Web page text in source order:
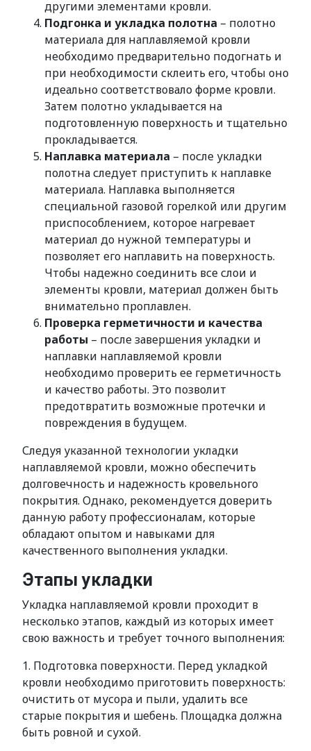
другими элементами кровли.
Подгонка и укладка полотна – полотно
материала для наплавляемой кровли
необходимо предварительно подогнать и
при необходимости склеить его, чтобы оно
идеально соответствовало форме кровли.
Затем полотно укладывается на
подготовленную поверхность и тщательно
прокладывается.
Наплавка материала – после укладки
полотна следует приступить к наплавке
материала. Наплавка выполняется
специальной газовой горелкой или другим
приспособлением, которое нагревает
материал до нужной температуры и
позволяет его наплавить на поверхность.
Чтобы надежно соединить все слои и
элементы кровли, материал должен быть
внимательно проплавлен.
Проверка герметичности и качества
работы – после завершения укладки и
наплавки наплавляемой кровли
необходимо проверить ее герметичность
и качество работы. Это позволит
предотвратить возможные протечки и
повреждения в будущем.
Следуя указанной технологии укладки
наплавляемой кровли, можно обеспечить
долговечность и надежность кровельного
покрытия. Однако, рекомендуется доверить
данную работу профессионалам, которые
обладают опытом и навыками для
качественного выполнения укладки.
Этапы укладки
Укладка наплавляемой кровли проходит в
несколько этапов, каждый из которых имеет
свою важность и требует точного выполнения:
1. Подготовка поверхности. Перед укладкой
кровли необходимо приготовить поверхность:
очистить от мусора и пыли, удалить все
старые покрытия и шебень. Площадка должна
быть ровной и сухой.